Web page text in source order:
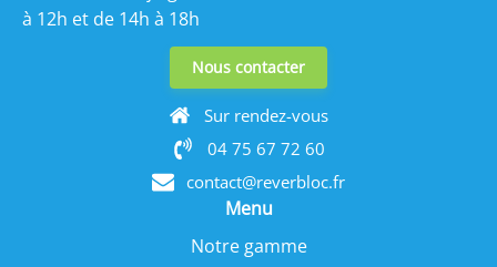
à 12h et de 14h à 18h
Nous contacter
Sur rendez-vous
04 75 67 72 60
contact@reverbloc.fr
Menu
Notre gamme